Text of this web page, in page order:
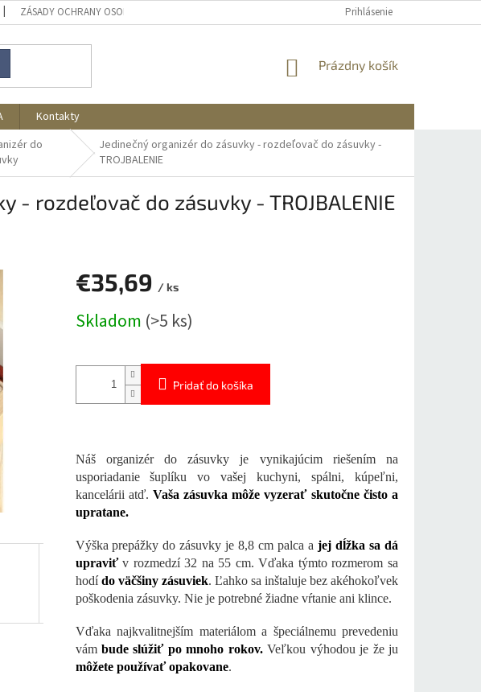
ZÁSADY OCHRANY OSOBNÝCH ÚDAJOV REKLAMÁCIA A VRÁTENIE
Prihlásenie
NÁKUPNÝ
Prázdny košík
Kontakty
do
Jedinečný organizér do zásuvky - rozdeľovač do zásuvky -
TROJBALENIE
- rozdeľovač do zásuvky - TROJBALENIE
€35,69 / ks
cena:
Skladom (>5 ks)
Pridať do košíka
Náš organizér do zásuvky je vynikajúcim riešením na
usporiadanie šuplíku vo vašej kuchyni, spálni, kúpeľni,
kancelárii atď. Vaša zásuvka môže vyzerať skutočne čisto a
upratane.
Výška prepážky do zásuvky je 8,8 cm palca ajej dĺžka sa dá
upraviťv rozmedzí 32 na 55 cm. Vďaka týmto rozmerom sa
hodído väčšiny zásuviek. Ľahko sa inštaluje bez akéhokoľvek
poškodenia zásuvky. Nie je potrebné žiadne vŕtanie ani klince.
Vďaka najkvalitnejším materiálom a špeciálnemu prevedeniu
vám bude slúžiť po mnoho rokov.Veľkou výhodou je že ju
môžete používať opakovane.